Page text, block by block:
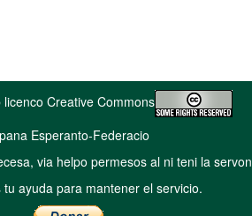
licenco Creative Commons
Esperanto-Federacio
via helpo permesos al ni teni la servon
tu ayuda para mantener el servicio.